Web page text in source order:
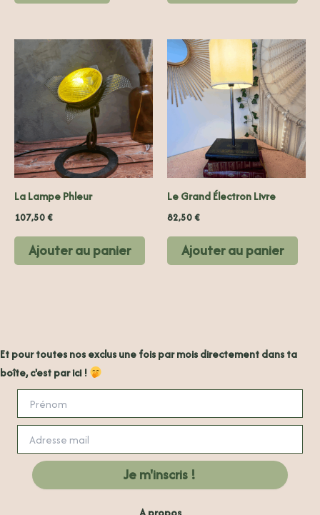
La Lampe Phleur
107,50€
Ajouter au panier
Le Grand Électron Livre
82,50€
Ajouter au panier
Et pour toutes nos exclus une fois par mois directement dans ta
boîte, c'est par ici !